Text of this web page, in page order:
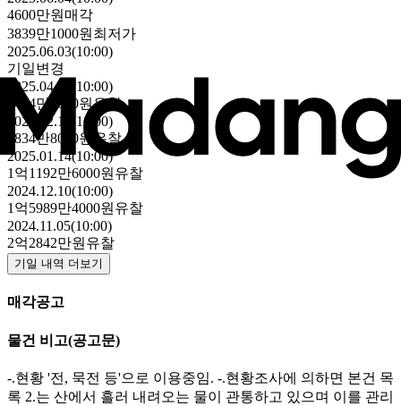
4600만원 매각
3839만1000원 최저가
2025.06.03(10:00)
기일변경
2025.04.29(10:00)
5484만4000원유찰
2025.02.18(10:00)
7834만8000원
유찰
2025.01.14(10:00)
1억1192만6000원 유찰
2024.12.10(10:00)
1억5989만4000원 유찰
2024.11.05(10:00)
2억2842만원 유찰
기일 내역 더보기
매각공고
물건 비고(공고문)
-.현황 '전, 묵전 등'으로 이용중임. -.현황조사에 의하면 본건 목
록 2.는 산에서 흘러 내려오는 물이 관통하고 있으며 이를 관리